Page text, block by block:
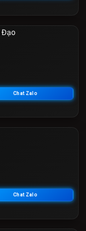
Chat Zalo
Chat Zalo